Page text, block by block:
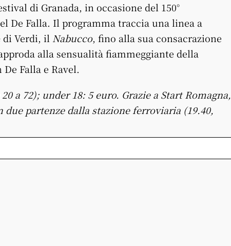
di Granada, in occasione del 150°
De Falla. Il programma traccia una linea a
Verdi, il Nabucco, fino alla sua consacrazione
alla sensualità fiammeggiante della
Falla e Ravel.
a 72); under 18: 5 euro. Grazie a Start Romagna,
partenze dalla stazione ferroviaria (19.40,